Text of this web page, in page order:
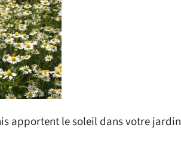
apportent le soleil dans votre jardin